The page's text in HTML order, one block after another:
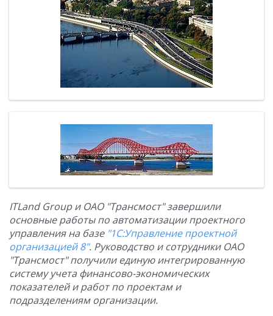
ITLand Group и ОАО "Tрансмост" завершили
основные работы по автоматизации проектного
управления на базе "1С:Управление проектной
организацией 8". Руководство и сотрудники ОАО
"Трансмост" получили единую интегрированную
систему учета финансово-экономических
показателей и работ по проектам и
подразделениям организации.